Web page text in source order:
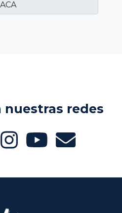
nuestras redes